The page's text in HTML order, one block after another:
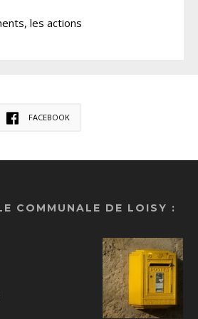
les actions
FACEBOOK
COMMUNALE DE LOISY :